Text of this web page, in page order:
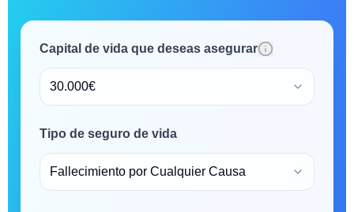
Capital de vida que deseas asegurar
30.000€
Tipo de seguro de vida
Fallecimiento por Cualquier Causa